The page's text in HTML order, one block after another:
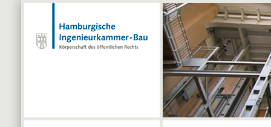
Direkt zum Inhalt